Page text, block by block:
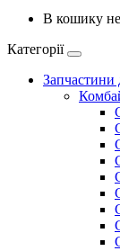
В кошику
Категорії
Запчастини